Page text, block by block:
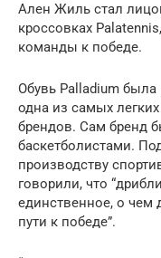
Ален Жиль стал
кроссовках
команды к победе.
Обувь Palladium
одна из самых
брендов. Сам бренд
баскетболистами.
производству
говорили, что
единственное, о
пути к победе”.